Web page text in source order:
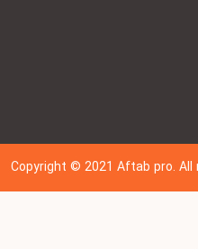
Copyright © 202 1Aftab pro.